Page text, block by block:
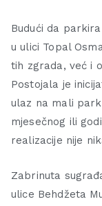
Budući da
u ulici Topal
tih zgrada, već i
Postojala je
ulaz na mali
mjesečnog ili
realizacije nije
Zabrinuta
ulice Behdžeta